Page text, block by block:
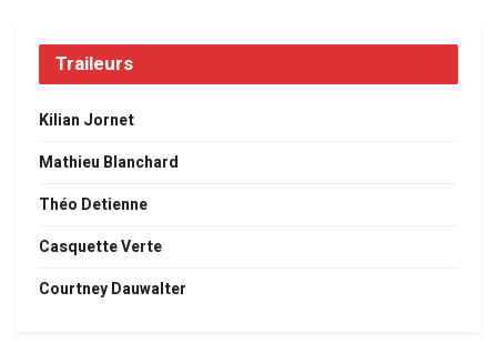
Traileurs
Kilian Jornet
Mathieu Blanchard
Théo Detienne
Casquette Verte
Courtney Dauwalter